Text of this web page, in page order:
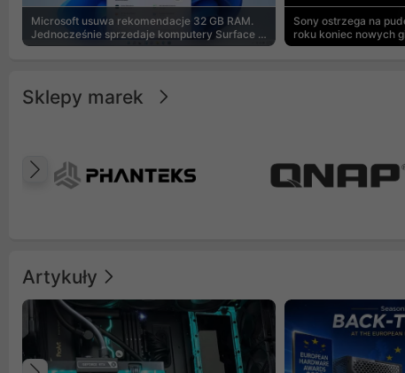
Microsoft usuwa rekomendacje 32 GB RAM.
Jednocześnie sprzedaje komputery Surface z
8 GB
Sony ostrzega na
roku koniec nowych
Sklepy marek
Poprzedni
Artykuły